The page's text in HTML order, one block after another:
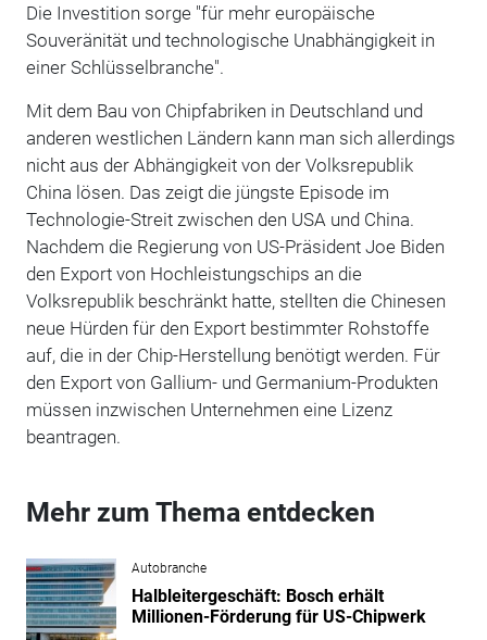
Die Investition sorge "für mehr europäische
Souveränität und technologische Unabhängigkeit in
einer Schlüsselbranche".
Mit dem Bau von Chipfabriken in Deutschland und
anderen westlichen Ländern kann man sich allerdings
nicht aus der Abhängigkeit von der Volksrepublik
China lösen. Das zeigt die jüngste Episode im
Technologie-Streit zwischen den USA und China.
Nachdem die Regierung von US-Präsident Joe Biden
den Export von Hochleistungschips an die
Volksrepublik beschränkt hatte, stellten die Chinesen
neue Hürden für den Export bestimmter Rohstoffe
auf, die in der Chip-Herstellung benötigt werden. Für
den Export von Gallium- und Germanium-Produkten
müssen inzwischen Unternehmen eine Lizenz
beantragen.
Mehr zum Thema entdecken
Autobranche
Halbleitergeschäft: Bosch erhält
Millionen-Förderung für US-Chipwerk